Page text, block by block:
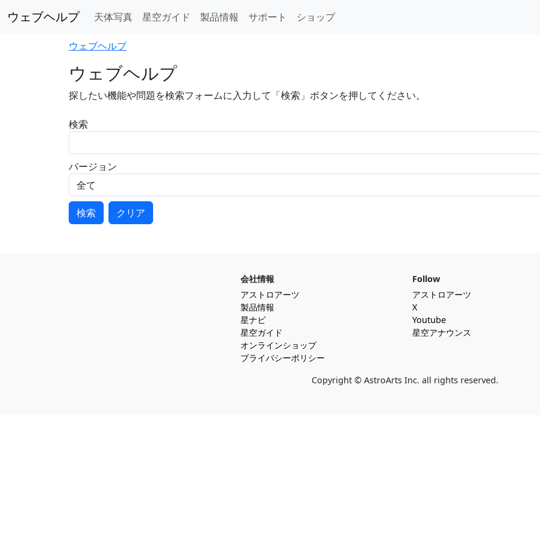
ウェブヘルプ 天体写真 星空ガイド 製品情報 サポート ショップ
ウェブヘルプ
ウェブヘルプ
探したい機能や問題を検索フォームに入力して「検索」ボタンを押してください。
検索
バージョン
検索 クリア
会社情報
アストロアーツ
製品情報
星ナビ
星空ガイド
オンラインショップ
プライバシーポリシー
Follow
アストロアーツ
X
Youtube
星空アナウンス
Copyright © AstroArts Inc. all rights reserved.